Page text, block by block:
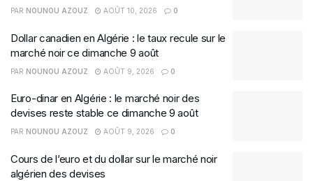
PAR NOUNOU AZOUZ AOÛT 10, 2026 0
Dollar canadien en Algérie : le taux recule sur le
marché noir ce dimanche 9 août
PAR NOUNOU AZOUZ AOÛT 9, 2026 0
Euro-dinar en Algérie : le marché noir des
devises reste stable ce dimanche 9 août
PAR NOUNOU AZOUZ AOÛT 9, 2026 0
Cours de l’euro et du dollar sur le marché noir
algérien des devises